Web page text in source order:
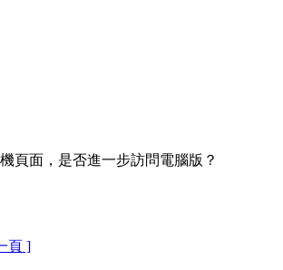
頁面，是否進一步訪問電腦版？
頁 ]